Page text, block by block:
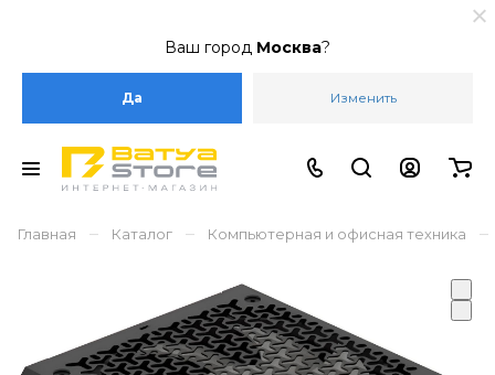
Ваш город Москва?
Да Изменить
Главная – Каталог – Компьютерная и офисная техника –